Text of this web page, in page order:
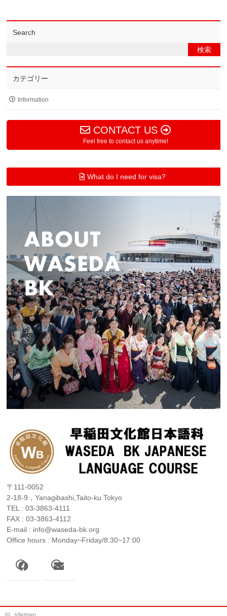
Search
カテゴリー
Information
CONTACT US
Feel free to contact us anytime!
What do I need for visa?
〒111-0052
2-18-9，Yanagibashi,Taito-ku Tokyo
TEL : 03-3863-4111
FAX : 03-3863-4112
E-mail : info@waseda-bk.org
Office hours : Monday~Friday/8:30~17:00